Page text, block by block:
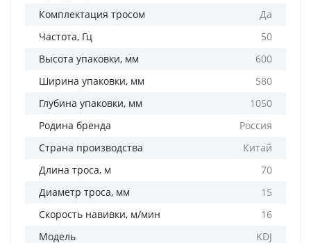
Комплектация тросом
Да
Частота, Гц
50
Высота упаковки, мм
600
Ширина упаковки, мм
580
Глубина упаковки, мм
1050
Родина бренда
Россия
Страна производства
Китай
Длина троса, м
70
Диаметр троса, мм
15
Скорость навивки, м/мин
16
Модель
KDJ